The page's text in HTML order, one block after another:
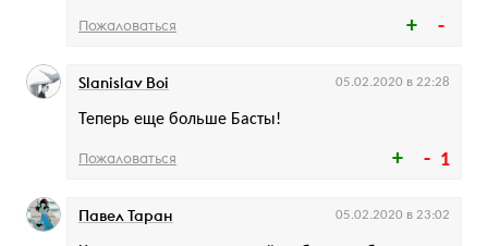
Пожаловаться
1
Теперь еще больше Басты!
Slanislav Boi 05.02.2020 в 22:28
Пожаловаться
Павел Таран 05.02.2020 в 23:02